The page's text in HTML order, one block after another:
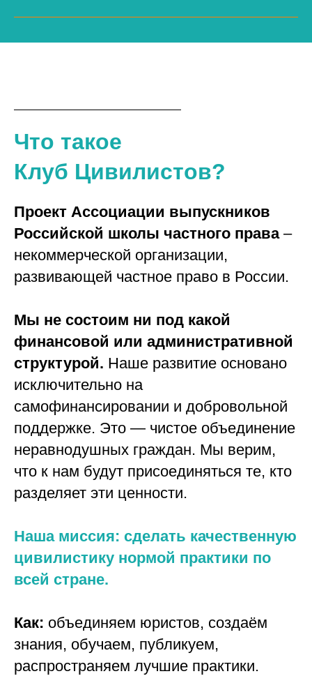
Что такое
Клуб Цивилистов?
Проект Ассоциации выпускников
Российской школы частного права–
некоммерческой организации,
развивающей частное право в России.
Мы не состоим ни под какой
финансовой или административной
структурой. Наше развитие основано
исключительно на
самофинансировании и добровольной
поддержке. Это — чистое объединение
неравнодушных граждан. Мы верим,
что к нам будут присоединяться те, кто
разделяет эти ценности.
Наша миссия: сделать качественную
цивилистику нормой практики по
всей стране.
Как: объединяем юристов, создаём
знания, обучаем, публикуем,
распространяем лучшие практики.